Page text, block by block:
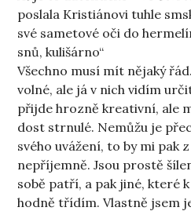
poslala Kristiánovi tuhle
své sametové oči do
snů, kulišárno“
Všechno musí mít nějaký
volné, ale já v nich vidím
přijde hrozně kreativní, ale
dost strnulé. Nemůžu je
svého uvážení, to by mi pak
nepříjemně. Jsou prostě
sobě patří, a pak jiné, které
hodně třídím. Vlastně jsem